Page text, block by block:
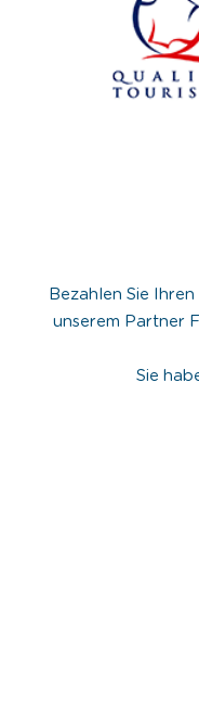
Bezahlen Sie
unserem Partner
Sie